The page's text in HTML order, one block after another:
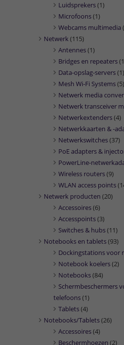
Luidsprekers(1)
Microfoons(1)
Webcams multimedia
Netwerk(115)
Antennes(1)
Bridges en repeaters
Data-opslag-servers(1)
Mesh Wi-Fi Systems(5)
Netwerk media
Netwerk transceiver
Netwerkextenders(4)
Netwerkkaarten & -
Netwerkswitches(37)
PoE adapters &
PowerLine-
Wireless routers(9)
WLAN access points
Netwerk producten (20)
Accessoires(6)
Accesspoints(3)
Switches & hubs(11)
Notebooks en tablets(93)
Dockingstations voor
Notebook koelers(2)
Notebooks(84)
Schermbeschermers
telefoons(1)
Tablets(4)
Notebooks/Tablets(26)
Accessoires(4)
Beschermhoezen (2)